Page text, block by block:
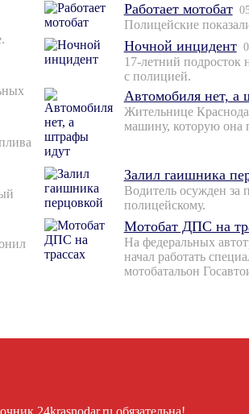
Работает мотобат
Полицейские
Ночной инцидент
17-летний подросток
с полицией.
Автомобиля нет, а
Жительнице
машину, которую она
Залил гаишника
Водитель осужден за
полицейскому.
Мотобат ДПС на
На федеральных
начал работать
мотобатальон
24krasnodar.ru обязательна!